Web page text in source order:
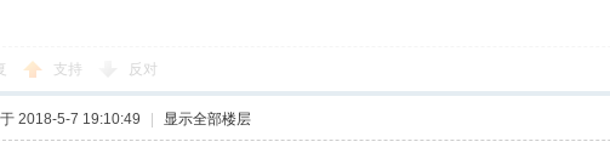
支持 反对
2018-5-7 19:10:49 显示全部楼层